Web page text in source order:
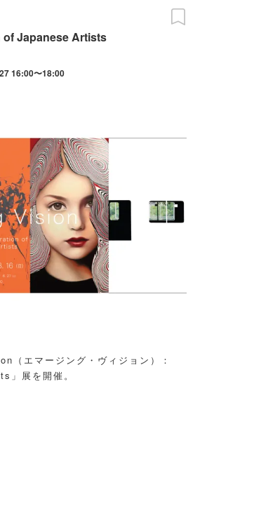
of Japanese Artists
16:00〜18:00
エマージング・ヴィジョン）：
展を開催。